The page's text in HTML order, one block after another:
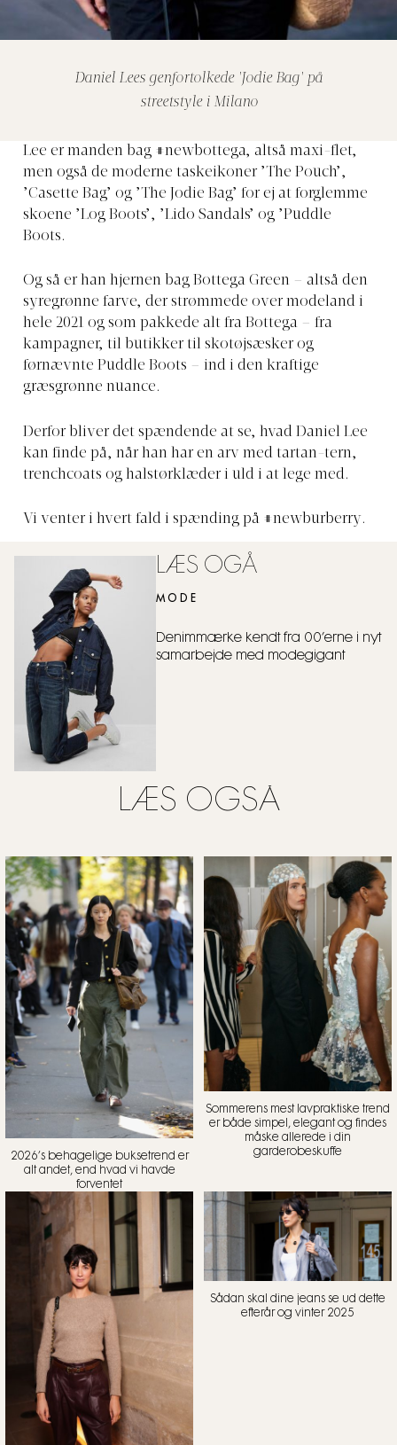
Daniel Lees genfortolkede 'Jodie Bag' på
streetstyle i Milano
Lee er manden bag #newbottega, altså maxi-flet,
men også de moderne taskeikoner ’The Pouch’,
’Casette Bag’ og ’The Jodie Bag’ for ej at forglemme
skoene ’Log Boots’, ’Lido Sandals’ og ’Puddle
Boots.
Og så er han hjernen bag Bottega Green – altså den
syregrønne farve, der strømmede over modeland i
hele 2021 og som pakkede alt fra Bottega – fra
kampagner, til butikker til skotøjsæsker og
førnævnte Puddle Boots – ind i den kraftige
græsgrønne nuance.
Derfor bliver det spændende at se, hvad Daniel Lee
kan finde på, når han har en arv med tartan-tern,
trenchcoats og halstørklæder i uld i at lege med.
Vi venter i hvert fald i spænding på #newburberry.
LÆS OGÅ
MODE
Denimmærke kendt fra 00’erne i nyt
samarbejde med modegigant
LÆS OGSÅ
2026’s behagelige buksetrend er
alt andet, end hvad vi havde
forventet
Sommerens mest lavpraktiske trend
er både simpel, elegant og findes
måske allerede i din
garderobeskuffe
Sådan skal dine jeans se ud dette
efterår og vinter 2025